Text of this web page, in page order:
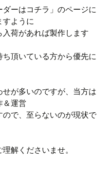
ダーはコチラ」のページに
すように
入荷があれば製作します
ち頂いている方から優先に
せが多いのですが、当方は
＆運営
ので、至らないのが現状で
解くださいませ。